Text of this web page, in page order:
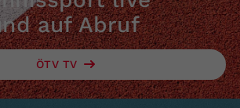
auf Abruf
ÖTV TV